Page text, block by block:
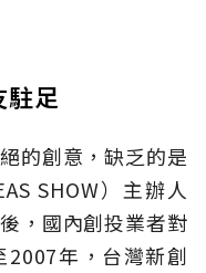
足
的創意，缺乏的是
SHOW）主辦人
，國內創投業者對
年，台灣新創